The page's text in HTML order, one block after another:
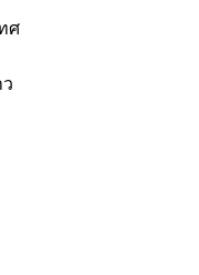
ศ